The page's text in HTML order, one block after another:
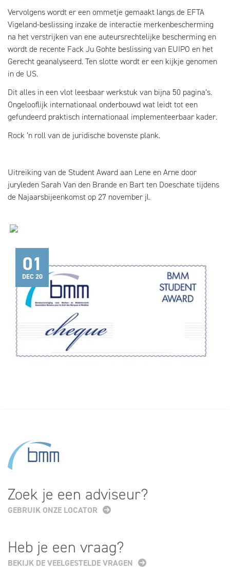
Vervolgens wordt er een ommetje gemaakt langs de EFTA
Vigeland-beslissing inzake de interactie merkenbescherming
na het verstrijken van ene auteursrechtelijke bescherming en
wordt de recente Fack Ju Gohte beslissing van EUIPO en het
Gerecht geanalyseerd. Ten slotte wordt er een kijkje genomen
in de US.
Dit alles in een vlot leesbaar werkstuk van bijna 50 pagina’s.
Ongelooflijk internationaal onderbouwd wat leidt tot een
gefundeerd praktisch internationaal implementeerbaar kader.
Rock ’n roll van de juridische bovenste plank.
Uitreiking van de Student Award aan Lene en Arne door
juryleden Sarah Van den Brande en Bart ten Doeschate tijdens
de Najaarsbijeenkomst op 27 november jl.
01
DEC 20
Zoek je een adviseur?
GEBRUIK ONZE LOCATOR
Heb je een vraag?
BEKIJK DE VEELGESTELDE VRAGEN